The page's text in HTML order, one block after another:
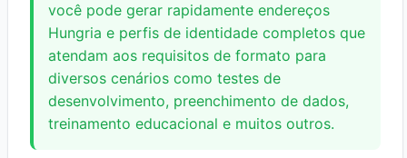
você pode gerar rapidamente endereços
Hungria e perfis de identidade completos que
atendam aos requisitos de formato para
diversos cenários como testes de
desenvolvimento, preenchimento de dados,
treinamento educacional e muitos outros.